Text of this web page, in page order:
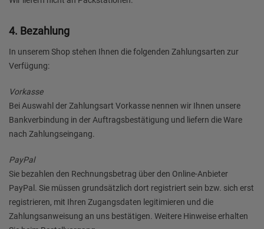
4. Bezahlung
In unserem Shop stehen Ihnen die folgenden Zahlungsarten zur
Verfügung:
Vorkasse
Bei Auswahl der Zahlungsart Vorkasse nennen wir Ihnen unsere
Bankverbindung in der Auftragsbestätigung und liefern die Ware
nach Zahlungseingang.
PayPal
Sie bezahlen den Rechnungsbetrag über den Online-Anbieter
PayPal. Sie müssen grundsätzlich dort registriert sein bzw. sich erst
registrieren, mit Ihren Zugangsdaten legitimieren und die
Zahlungsanweisung an uns bestätigen. Weitere Hinweise erhalten